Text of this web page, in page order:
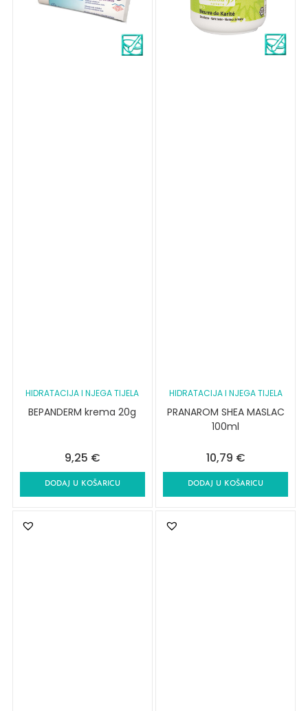
HIDRATACIJA I NJEGA TIJELA
BEPANDERM krema 20g
9,25 €
DODAJ U KOŠARICU
HIDRATACIJA I NJEGA TIJELA
PRANAROM SHEA MASLAC
100ml
10,79 €
DODAJ U KOŠARICU